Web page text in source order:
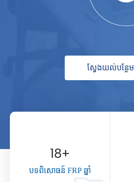
ស្វែងយល់បន្ថែម
18+
បទពិសោធន៍ FRP ឆ្នាំ